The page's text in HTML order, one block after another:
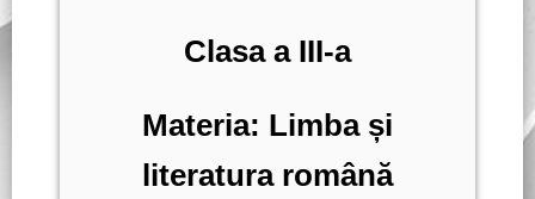
Clasa a III-a
Materia: Limba și
literatura română